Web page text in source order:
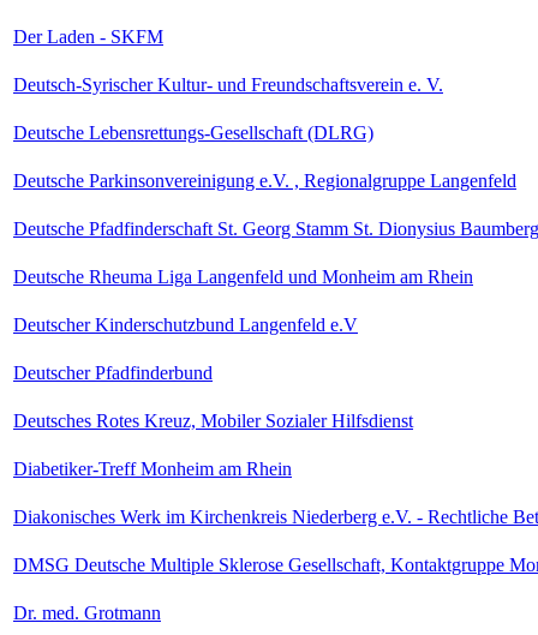
Der Laden - SKFM
Deutsch-Syrischer Kultur- und Freundschaftsverein e. V.
Deutsche Lebensrettungs-Gesellschaft (DLRG)
Deutsche Parkinsonvereinigung e.V. , Regionalgruppe Langenfeld
Deutsche Pfadfinderschaft St. Georg Stamm St. Dionysius Baumberg
Deutsche Rheuma Liga Langenfeld und Monheim am Rhein
Deutscher Kinderschutzbund Langenfeld e.V
Deutscher Pfadfinderbund
Deutsches Rotes Kreuz, Mobiler Sozialer Hilfsdienst
Diabetiker-Treff Monheim am Rhein
Diakonisches Werk im Kirchenkreis Niederberg e.V. - Rechtliche
DMSG Deutsche Multiple Sklerose Gesellschaft, Kontaktgruppe
Dr. med. Grotmann